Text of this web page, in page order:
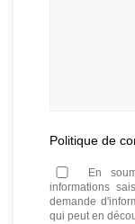
Politique de
En
informations
demande
qui peut en